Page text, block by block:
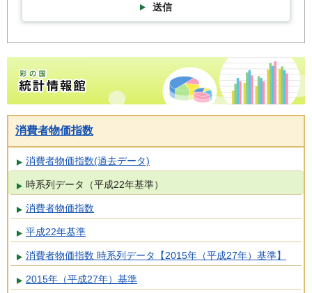
送信
彩の国統計情報館トップページ
消費者物価指数
消費者物価指数(過去データ)
時系列データ（平成22年基準）
消費者物価指数
平成22年基準
消費者物価指数 時系列データ【2015年（平成27年）基準】
2015年（平成27年）基準